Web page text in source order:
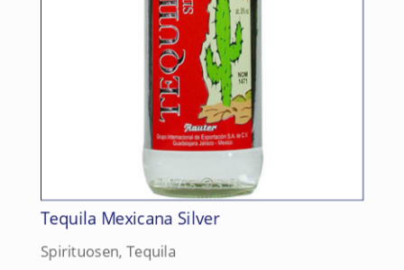
Tequila Mexicana Silver
Spirituosen, Tequila